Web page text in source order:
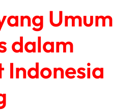
Umum
dalam
Indonesia